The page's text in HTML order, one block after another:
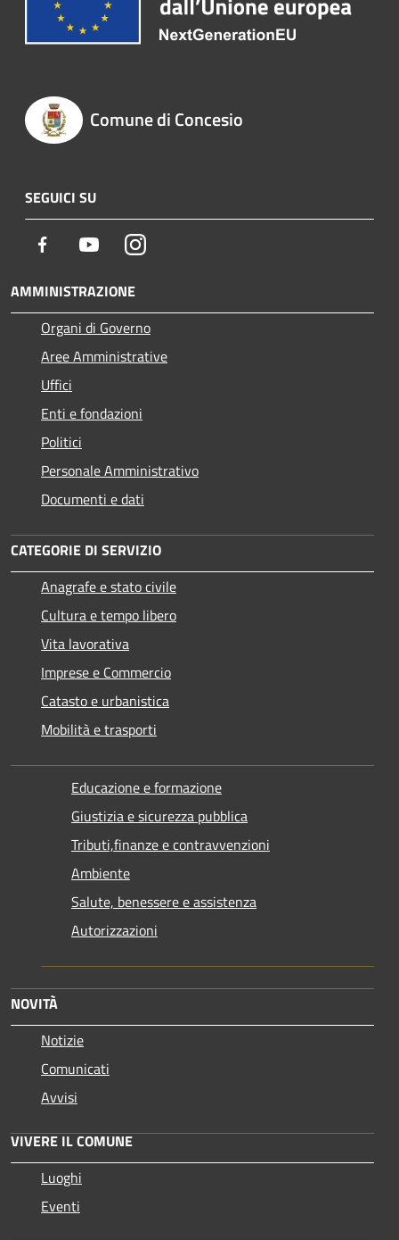
Comune di Concesio
SEGUICI SU
Facebook YoutubeInstagram
AMMINISTRAZIONE
Organi di Governo
Aree Amministrative
Uffici
Enti e fondazioni
Politici
Personale Amministrativo
Documenti e dati
CATEGORIE DI SERVIZIO
Anagrafe e stato civile
Cultura e tempo libero
Vita lavorativa
Imprese e Commercio
Catasto e urbanistica
Mobilità e trasporti
Educazione e formazione
Giustizia e sicurezza pubblica
Tributi,finanze e contravvenzioni
Ambiente
Salute, benessere e assistenza
Autorizzazioni
NOVITÀ
Notizie
Comunicati
Avvisi
VIVERE IL COMUNE
Luoghi
Eventi